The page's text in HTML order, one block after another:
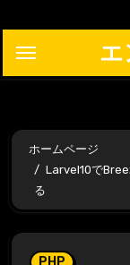
ッ
エ
ホームページ
Larvel10で
る
PHP